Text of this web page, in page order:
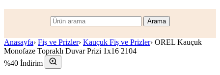
Arama
Anasayfa› Fiş ve Prizler› Kauçuk Fiş ve Prizler› OREL Kauçuk
Monofaze Topraklı Duvar Prizi 1x16 2104
%40 İndirim